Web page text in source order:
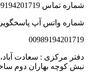
تماس 09194201719
واتس آپ پاسخگویی:
مرکزی : سعادت آباد،
کوچه بهاران دوم